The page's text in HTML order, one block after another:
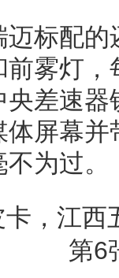
标配
前雾灯
差速
屏幕
为过。